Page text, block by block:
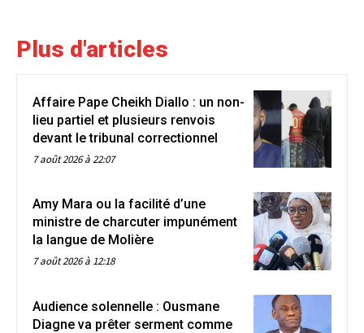
Plus d'articles
Affaire Pape Cheikh Diallo : un non-
lieu partiel et plusieurs renvois
devant le tribunal correctionnel
7 août 2026 à 22:07
Amy Mara ou la facilité d’une
ministre de charcuter impunément
la langue de Molière
7 août 2026 à 12:18
Audience solennelle : Ousmane
Diagne va prêter serment comme